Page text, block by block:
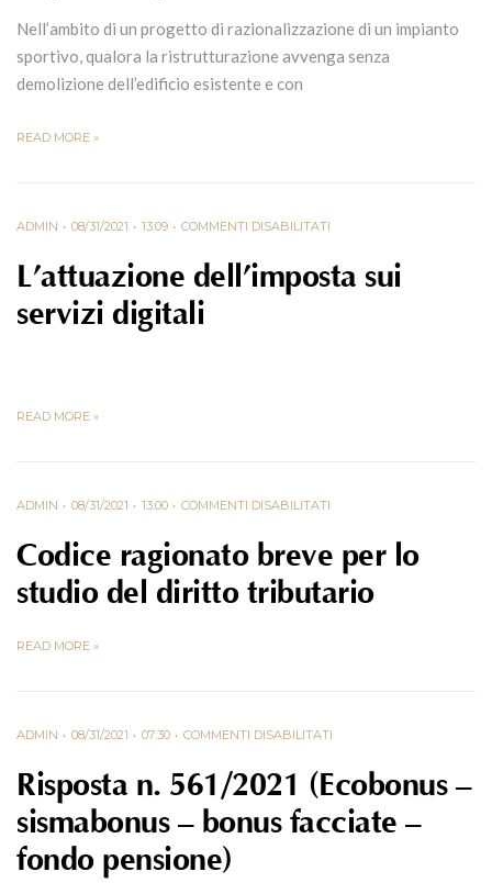
Nell’ambito di un progetto di razionalizzazione di un impianto
sportivo, qualora la ristrutturazione avvenga senza
demolizione dell’edificio esistente e con
READ MORE »
ADMIN 08/31/2021 13:09 COMMENTI DISABILITATI
L’attuazione dell’imposta sui
servizi digitali
READ MORE »
ADMIN 08/31/2021 13:00 COMMENTI DISABILITATI
Codice ragionato breve per lo
studio del diritto tributario
READ MORE »
ADMIN 08/31/2021 07:30 COMMENTI DISABILITATI
Risposta n. 561/2021 (Ecobonus –
sismabonus – bonus facciate –
fondo pensione)